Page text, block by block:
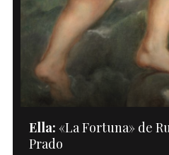
Ella: «La Fortuna» de
Prado